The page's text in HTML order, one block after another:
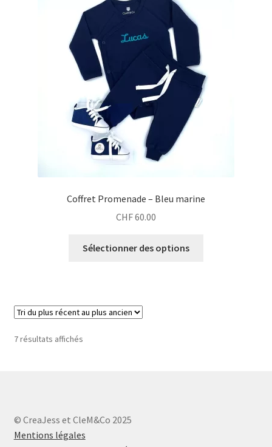
Coffret Promenade – Bleu marine
CHF60.00
Sélectionner des options
7 résultats affichésTrié
ancien
© CreaJess et CleM&Co 2025
Mentions légales